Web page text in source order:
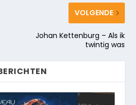
VOLGENDE
Johan Kettenburg – Als ik
twintig was